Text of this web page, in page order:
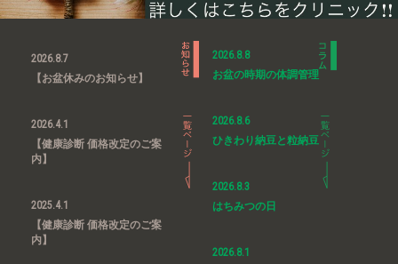
2026.8.7
【お盆休みのお知らせ】
2026.4.1
【健康診断 価格改定のご案
内】
2025.4.1
【健康診断 価格改定のご案
内】
2026.8.8
お盆の時期の体調管理
2026.8.6
ひきわり納豆と粒納豆
2026.8.3
はちみつの日
2026.8.1